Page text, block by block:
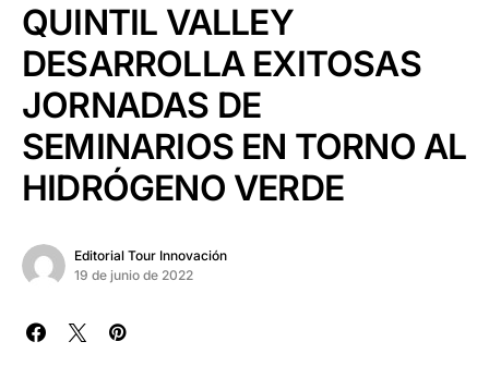
QUINTIL VALLEY
DESARROLLA EXITOSAS
JORNADAS DE
SEMINARIOS EN TORNO AL
HIDRÓGENO VERDE
Editorial Tour Innovación
19 de junio de 2022